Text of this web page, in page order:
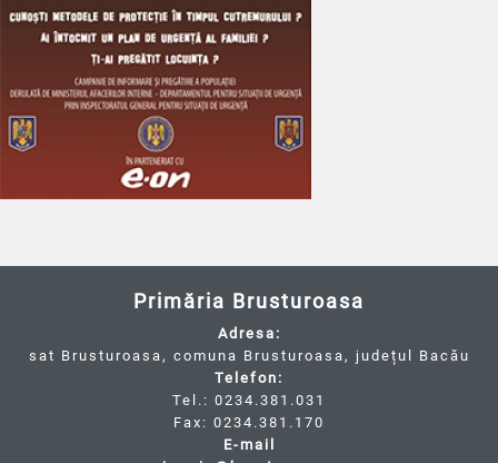
Primăria Brusturoasa
Adresa:
sat Brusturoasa, comuna Brusturoasa, județul Bacău
Telefon:
Tel.: 0234.381.031
Fax: 0234.381.170
E-mail